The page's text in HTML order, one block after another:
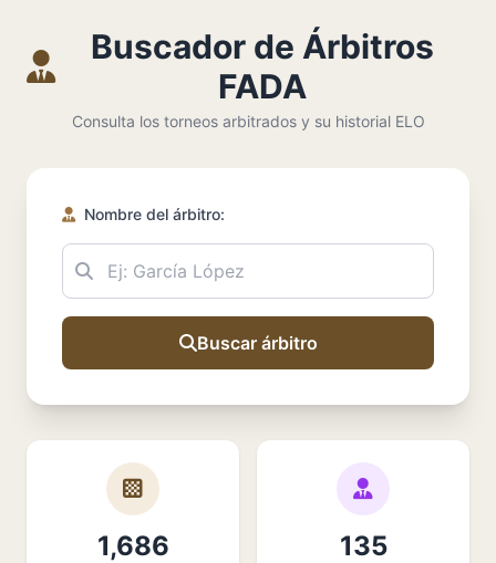
Buscador de Árbitros
FADA
Consulta los torneos arbitrados y su historial ELO
Nombre del árbitro:
Buscar árbitro
1,686 135